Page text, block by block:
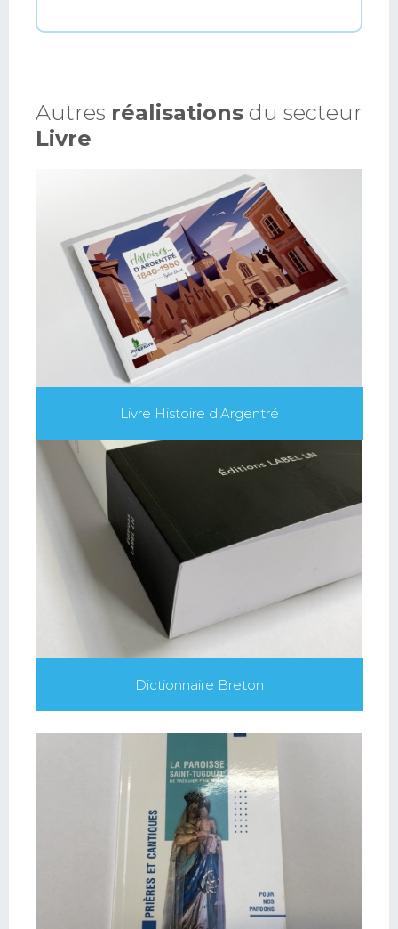
Autres réalisations du secteur
Livre
Livre Histoire d’Argentré
Dictionnaire Breton